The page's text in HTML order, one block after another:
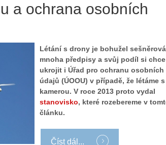
a ochrana osobních
Létání s drony je bohužel
mnoha předpisy a svůj podíl si chce
ukrojit i Úřad pro ochranu osobních
údajů (ÚOOU) v případě, že létáme s
kamerou. V roce 2013 proto vydal
stanovisko, které rozebereme v
článku.
Číst dál...